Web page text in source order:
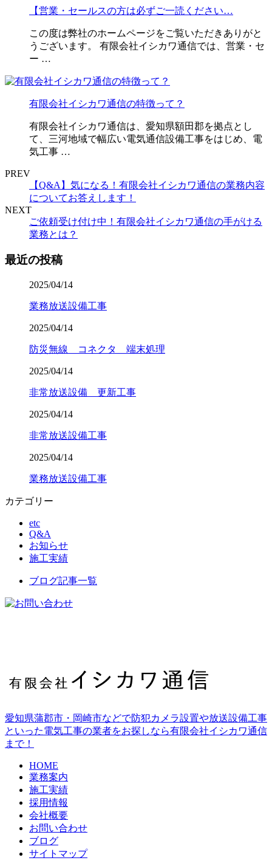
【営業・セールスの方は必ずご一読ください…
この度は弊社のホームページをご覧いただきありがと
うございます。 有限会社イシカワ通信では、営業・セ
ー …
有限会社イシカワ通信の特徴って？
有限会社イシカワ通信は、愛知県額田郡を拠点とし
て、三河地域で幅広い電気通信設備工事をはじめ、電
気工事 …
PREV
【Q&A】気になる！有限会社イシカワ通信の業務内容
についてお答えします！
NEXT
ご依頼受け付け中！有限会社イシカワ通信の手がける
業務とは？
最近の投稿
2025/04/14
業務放送設備工事
2025/04/14
防災無線 コネクタ 端末処理
2025/04/14
非常放送設備 更新工事
2025/04/14
非常放送設備工事
2025/04/14
業務放送設備工事
カテゴリー
etc
Q&A
お知らせ
施工実績
ブログ記事一覧
愛知県蒲郡市・岡崎市などで防犯カメラ設置や放送設備工事
といった電気工事の業者をお探しなら有限会社イシカワ通信
まで！
HOME
業務案内
施工実績
採用情報
会社概要
お問い合わせ
ブログ
サイトマップ